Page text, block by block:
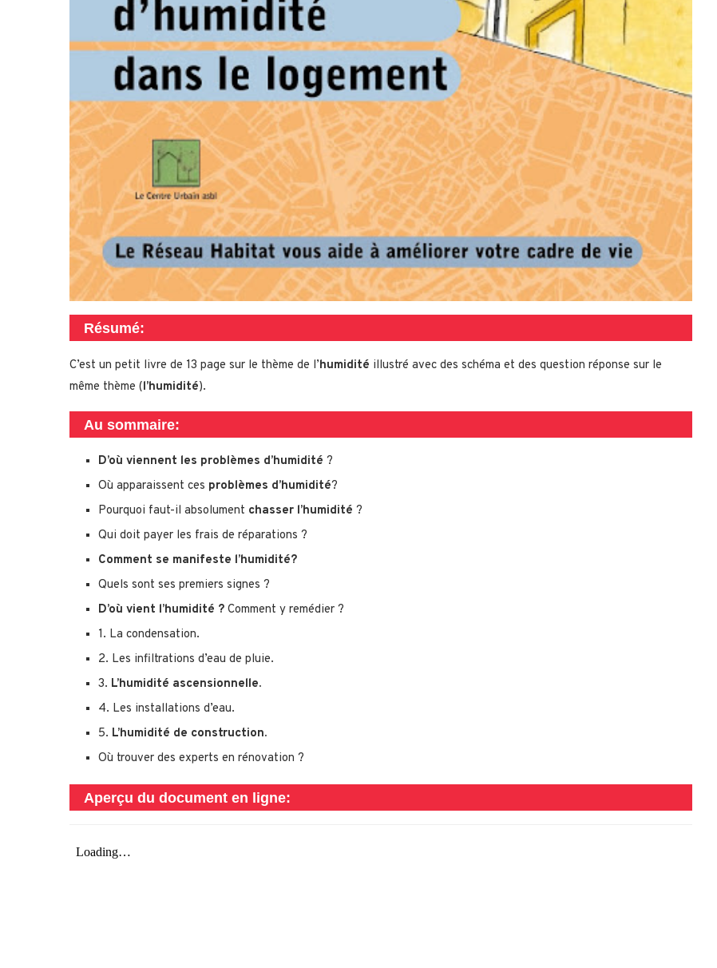
Résumé:
C’est un petit livre de 13 page sur le thème de l’humidité illustré avec des schéma et des question réponse sur le
même thème (l’humidité).
Au sommaire:
D’où viennent les problèmes d’humidité ?
Où apparaissent ces problèmes d’humidité?
Pourquoi faut-il absolument chasser l’humidité ?
Qui doit payer les frais de réparations ?
Comment se manifeste l’humidité?
Quels sont ses premiers signes ?
D’où vient l’humidité ? Comment y remédier ?
1. La condensation.
2. Les infiltrations d’eau de pluie.
3. L’humidité ascensionnelle.
4. Les installations d’eau.
5. L’humidité de construction.
Où trouver des experts en rénovation ?
Aperçu du document en ligne: